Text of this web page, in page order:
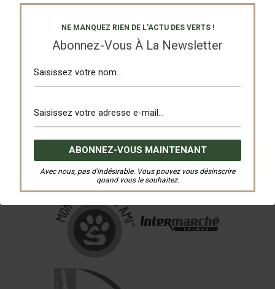
NE MANQUEZ RIEN DE L'ACTU DES VERTS !
Abonnez-Vous À La Newsletter
Avec nous, pas d’indésirable. Vous pouvez vous désinscrire
quand vous le souhaitez.